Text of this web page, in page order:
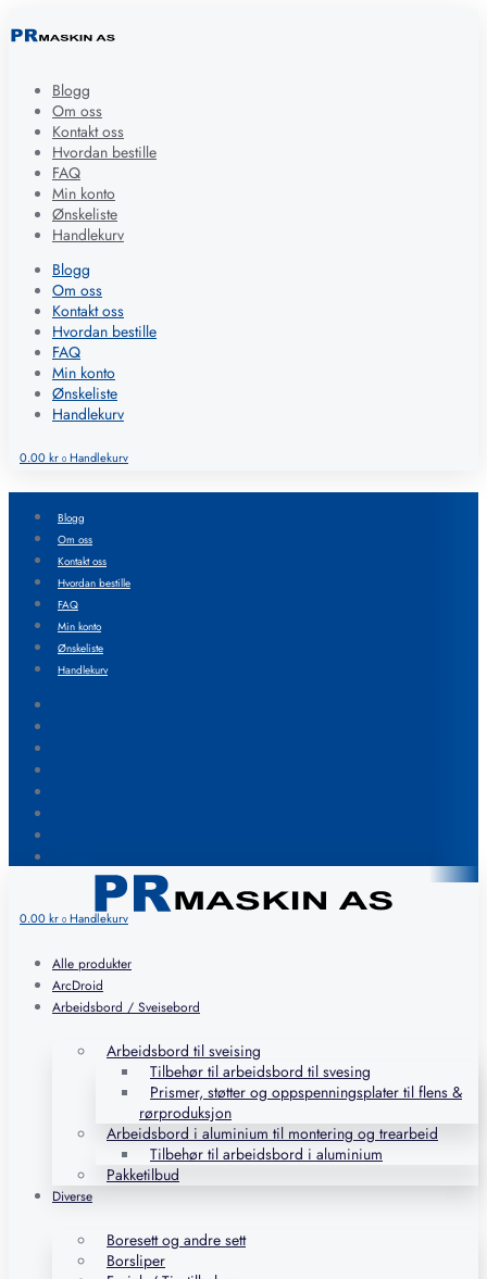
Blogg
Om oss
Kontakt oss
Hvordan bestille
FAQ
Min konto
Ønskeliste
Handlekurv
Blogg
Om oss
Kontakt oss
Hvordan bestille
FAQ
Min konto
Ønskeliste
Handlekurv
0.00kr 0 Handlekurv
Blogg
Om oss
Kontakt oss
Hvordan bestille
FAQ
Min konto
Ønskeliste
Handlekurv
0.00kr 0 Handlekurv
Alle produkter
ArcDroid
Arbeidsbord / Sveisebord
Arbeidsbord til sveising
Tilbehør til arbeidsbord til svesing
Prismer, støtter og oppspenningsplater til flens &
rørproduksjon
Arbeidsbord i aluminium til montering og trearbeid
Tilbehør til arbeidsbord i aluminium
Pakketilbud
Diverse
Boresett og andre sett
Borsliper